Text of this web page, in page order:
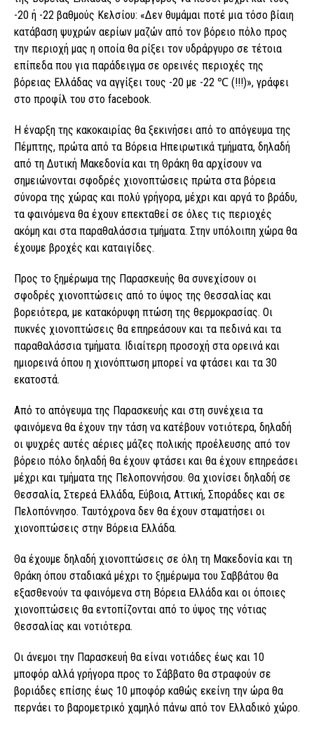
-20 ή -22 βαθμούς Κελσίου: «Δεν θυμάμαι ποτέ μια τόσο βίαιη
κατάβαση ψυχρών αερίων μαζών από τον βόρειο πόλο προς
την περιοχή μας η οποία θα ρίξει τον υδράργυρο σε τέτοια
επίπεδα που για παράδειγμα σε ορεινές περιοχές της
βόρειας Ελλάδας να αγγίξει τους -20 με -22 ℃ (!!!)», γράφει
στο προφίλ του στο facebook.
Η έναρξη της κακοκαιρίας θα ξεκινήσει από το απόγευμα της
Πέμπτης, πρώτα από τα Βόρεια Ηπειρωτικά τμήματα, δηλαδή
από τη Δυτική Μακεδονία και τη Θράκη θα αρχίσουν να
σημειώνονται σφοδρές χιονοπτώσεις πρώτα στα βόρεια
σύνορα της χώρας και πολύ γρήγορα, μέχρι και αργά το βράδυ,
τα φαινόμενα θα έχουν επεκταθεί σε όλες τις περιοχές
ακόμη και στα παραθαλάσσια τμήματα. Στην υπόλοιπη χώρα θα
έχουμε βροχές και καταιγίδες.
Προς το ξημέρωμα της Παρασκευής θα συνεχίσουν οι
σφοδρές χιονοπτώσεις από το ύψος της Θεσσαλίας και
βορειότερα, με κατακόρυφη πτώση της θερμοκρασίας. Οι
πυκνές χιονοπτώσεις θα επηρεάσουν και τα πεδινά και τα
παραθαλάσσια τμήματα. Ιδιαίτερη προσοχή στα ορεινά και
ημιορεινά όπου η χιονόπτωση μπορεί να φτάσει και τα 30
εκατοστά.
Από το απόγευμα της Παρασκευής και στη συνέχεια τα
φαινόμενα θα έχουν την τάση να κατέβουν νοτιότερα, δηλαδή
οι ψυχρές αυτές αέριες μάζες πολικής προέλευσης από τον
βόρειο πόλο δηλαδή θα έχουν φτάσει και θα έχουν επηρεάσει
μέχρι και τμήματα της Πελοποννήσου. Θα χιονίσει δηλαδή σε
Θεσσαλία, Στερεά Ελλάδα, Εύβοια, Αττική, Σποράδες και σε
Πελοπόννησο. Ταυτόχρονα δεν θα έχουν σταματήσει οι
χιονοπτώσεις στην Βόρεια Ελλάδα.
Θα έχουμε δηλαδή χιονοπτώσεις σε όλη τη Μακεδονία και τη
Θράκη όπου σταδιακά μέχρι το ξημέρωμα του Σαββάτου θα
εξασθενούν τα φαινόμενα στη Βόρεια Ελλάδα και οι όποιες
χιονοπτώσεις θα εντοπίζονται από το ύψος της νότιας
Θεσσαλίας και νοτιότερα.
Οι άνεμοι την Παρασκευή θα είναι νοτιάδες έως και 10
μποφόρ αλλά γρήγορα προς το Σάββατο θα στραφούν σε
βοριάδες επίσης έως 10 μποφόρ καθώς εκείνη την ώρα θα
περνάει το βαρομετρικό χαμηλό πάνω από τον Ελλαδικό χώρο.